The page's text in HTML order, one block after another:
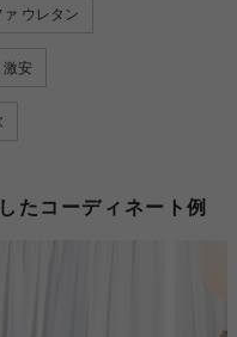
ァ ウレタン
安
たコーディネート例